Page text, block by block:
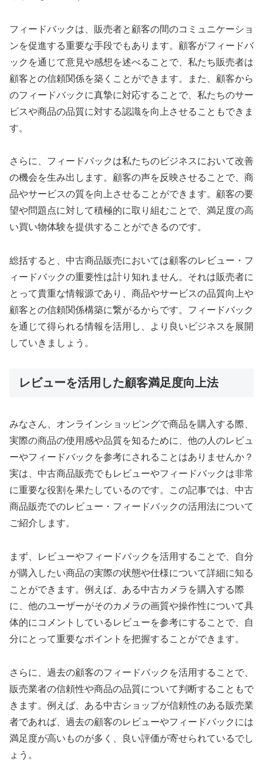
フィードバックは、販売者と顧客の間のコミュニケーショ
ンを促進する重要な手段でもあります。顧客がフィードバ
ックを通じて意見や感想を述べることで、私たち販売者は
顧客との信頼関係を築くことができます。また、顧客から
のフィードバックに真摯に対応することで、私たちのサー
ビスや商品の品質に対する認識を向上させることもできま
す。
さらに、フィードバックは私たちのビジネスにおいて改善
の機会を生み出します。顧客の声を反映させることで、商
品やサービスの質を向上させることができます。顧客の要
望や問題点に対して積極的に取り組むことで、満足度の高
い買い物体験を提供することができるのです。
総括すると、中古商品販売においては顧客のレビュー・フ
ィードバックの重要性は計り知れません。それは販売者に
とって貴重な情報源であり、商品やサービスの品質向上や
顧客との信頼関係構築に繋がるからです。フィードバック
を通じて得られる情報を活用し、より良いビジネスを展開
していきましょう。
レビューを活用した顧客満足度向上法
みなさん、オンラインショッピングで商品を購入する際、
実際の商品の使用感や品質を知るために、他の人のレビュ
ーやフィードバックを参考にされることはありませんか？
実は、中古商品販売でもレビューやフィードバックは非常
に重要な役割を果たしているのです。この記事では、中古
商品販売でのレビュー・フィードバックの活用法について
ご紹介します。
まず、レビューやフィードバックを活用することで、自分
が購入したい商品の実際の状態や仕様について詳細に知る
ことができます。例えば、ある中古カメラを購入する際
に、他のユーザーがそのカメラの画質や操作性について具
体的にコメントしているレビューを参考にすることで、自
分にとって重要なポイントを把握することができます。
さらに、過去の顧客のフィードバックを活用することで、
販売業者の信頼性や商品の品質について判断することもで
きます。例えば、ある中古ショップが信頼性のある販売業
者であれば、過去の顧客のレビューやフィードバックには
満足度が高いものが多く、良い評価が寄せられているでし
ょう。